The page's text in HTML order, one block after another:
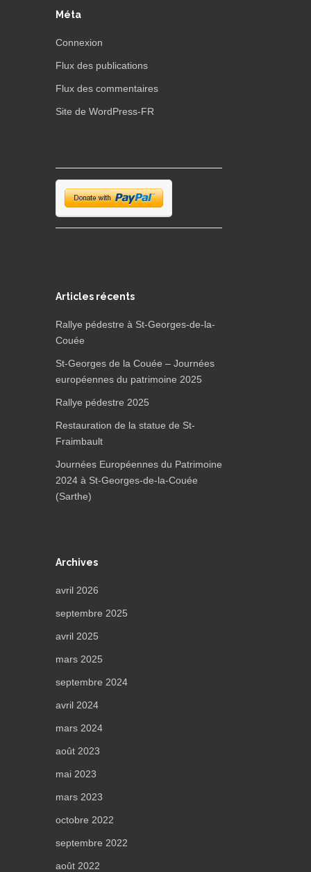
Méta
Connexion
Flux des publications
Flux des commentaires
Site de WordPress-FR
Articles récents
Rallye pédestre à St-Georges-de-la-
Couée
St-Georges de la Couée – Journées
européennes du patrimoine 2025
Rallye pédestre 2025
Restauration de la statue de St-
Fraimbault
Journées Européennes du Patrimoine
2024 à St-Georges-de-la-Couée
(Sarthe)
Archives
avril 2026
septembre 2025
avril 2025
mars 2025
septembre 2024
avril 2024
mars 2024
août 2023
mai 2023
mars 2023
octobre 2022
septembre 2022
août 2022